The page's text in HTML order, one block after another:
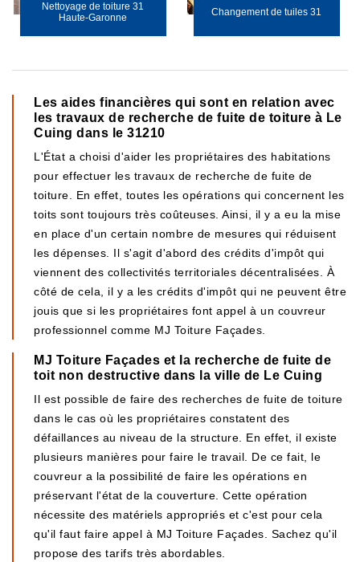
Nettoyage de toiture 31
Haute-Garonne
Changement de tuiles 31
Les aides financières qui sont en relation avec
les travaux de recherche de fuite de toiture à Le
Cuing dans le 31210
L'État a choisi d'aider les propriétaires des habitations
pour effectuer les travaux de recherche de fuite de
toiture. En effet, toutes les opérations qui concernent les
toits sont toujours très coûteuses. Ainsi, il y a eu la mise
en place d'un certain nombre de mesures qui réduisent
les dépenses. Il s'agit d'abord des crédits d'impôt qui
viennent des collectivités territoriales décentralisées. À
côté de cela, il y a les crédits d'impôt qui ne peuvent être
jouis que si les propriétaires font appel à un couvreur
professionnel comme MJ Toiture Façades.
MJ Toiture Façades et la recherche de fuite de
toit non destructive dans la ville de Le Cuing
Il est possible de faire des recherches de fuite de toiture
dans le cas où les propriétaires constatent des
défaillances au niveau de la structure. En effet, il existe
plusieurs manières pour faire le travail. De ce fait, le
couvreur a la possibilité de faire les opérations en
préservant l'état de la couverture. Cette opération
nécessite des matériels appropriés et c'est pour cela
qu'il faut faire appel à MJ Toiture Façades. Sachez qu'il
propose des tarifs très abordables.